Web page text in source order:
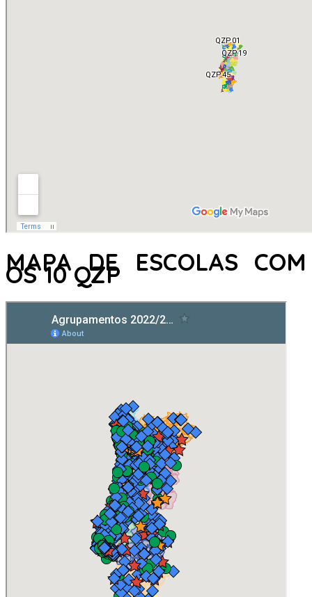
MAPA DE ESCOLAS COM
OS 10 QZP